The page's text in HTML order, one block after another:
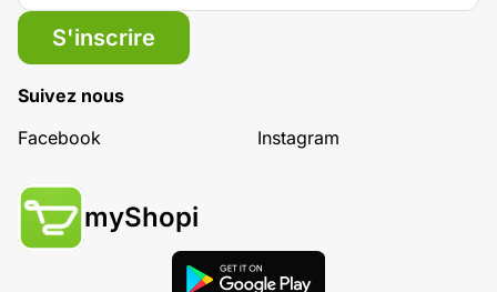
S'inscrire
Suivez nous
Facebook
Instagram
myShopi